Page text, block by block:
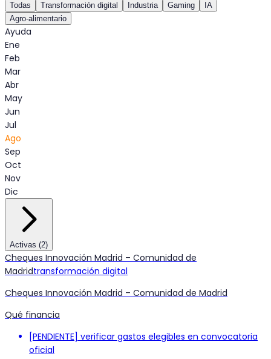
Todas Transformación digital Industria Gaming
IA
Agro-alimentario
Ayuda
Ene
Feb
Mar
Abr
May
Jun
Jul
Ago
Sep
Oct
Nov
Dic
Activas (2)
Cheques Innovación Madrid – Comunidad de
Madridtransformación digital
Cheques Innovación Madrid – Comunidad de Madrid
Qué financia
[PENDIENTE] verificar gastos elegibles en convocatoria
oficial